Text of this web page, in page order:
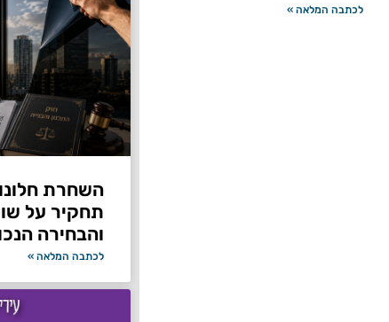
לכתבה המלאה »
תחקיר על
והבחירה
לכתבה המלאה »